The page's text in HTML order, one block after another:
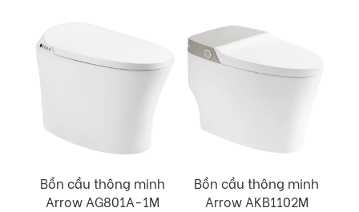
Bồn cầu thông minh
Arrow AG801A-1M
Bồn cầu thông minh
Arrow AKB1102M